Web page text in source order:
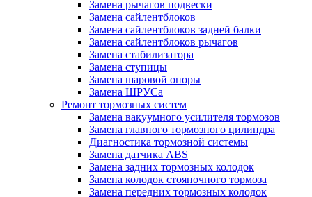
Замена рычагов подвески
Замена сайлентблоков
Замена сайлентблоков задней балки
Замена сайлентблоков рычагов
Замена стабилизатора
Замена ступицы
Замена шаровой опоры
Замена ШРУСа
Ремонт тормозных систем
Замена вакуумного усилителя тормозов
Замена главного тормозного цилиндра
Диагностика тормозной системы
Замена датчика ABS
Замена задних тормозных колодок
Замена колодок стояночного тормоза
Замена передних тормозных колодок